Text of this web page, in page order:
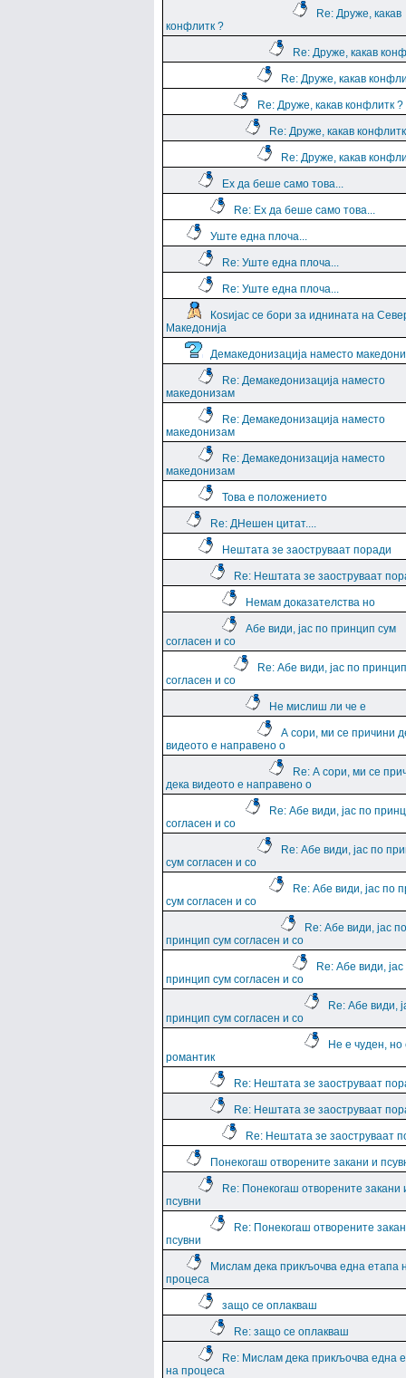
Re: Друже, какав
конфлитк ?
Re: Друже, какав
Re: Друже, какав
Re: Друже, какав конфлитк ?
Re: Друже, какав
Re: Друже, какав
Ех да беше само това...
Re: Ех да беше само това...
Уште една плоча...
Re: Уште една плоча...
Re: Уште една плоча...
Коѕијас се бори за иднината на
Македонија
Демакедонизација наместо
Re: Демакедонизација наместо
македонизам
Re: Демакедонизација наместо
македонизам
Re: Демакедонизација наместо
македонизам
Това е положението
Re: ДНешен цитат....
Нештата зе заоструваат поради
Re: Нештата зе заоструваат
Немам доказателства но
Абе види, јас по принцип сум
согласен и со
Re: Абе види, јас по
согласен и со
Не мислиш ли че е
А сори, ми се причини
видеото е направено о
Re: А сори, ми се
дека видеото е направено о
Re: Абе види, јас по
согласен и со
Re: Абе види, јас по
сум согласен и со
Re: Абе види, јас по
сум согласен и со
Re: Абе види, јас по
принцип сум согласен и со
Re: Абе види,
принцип сум согласен и со
Re: Абе види,
принцип сум согласен и со
Не е чуден, но
романтик
Re: Нештата зе заоструваат
Re: Нештата зе заоструваат
Re: Нештата зе заоструваат
Понекогаш отворените закани и
Re: Понекогаш отворените закани
псувни
Re: Понекогаш отворените
псувни
Мислам дека прикљочва една етапа
процеса
защо се оплакваш
Re: защо се оплакваш
Re: Мислам дека прикљочва една
на процеса